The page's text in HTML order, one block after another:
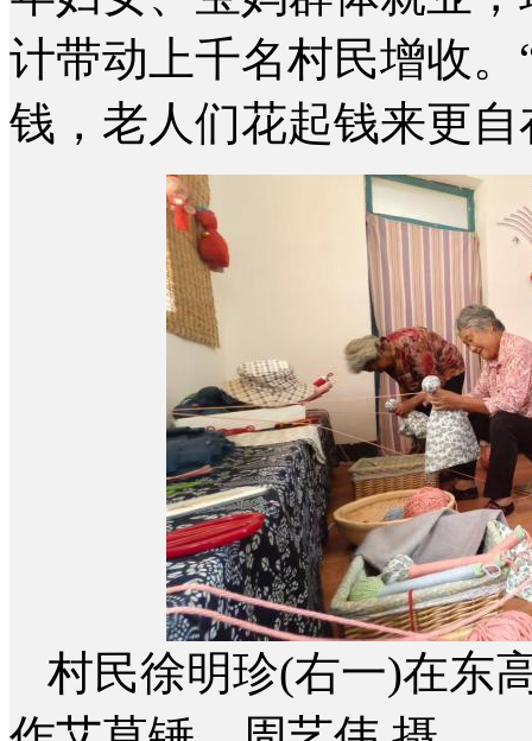
计带动上千名村民增收
钱，老人们花起钱来更
村民徐明珍(右一)在东